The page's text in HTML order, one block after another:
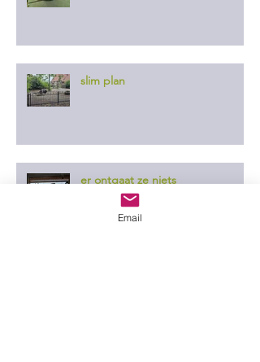
slim plan
er ontgaat ze niets
Email